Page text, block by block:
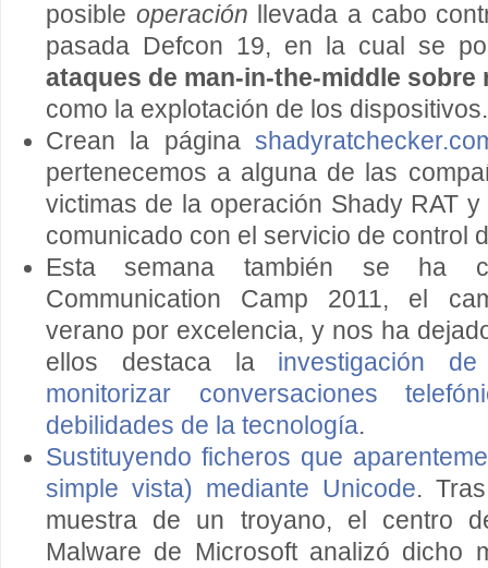
posible operación llevada a cabo
pasada Defcon 19, en la cual se
ataques de man-in-the-middle sobre
como la explotación de los dispositivos.
Crean la página
pertenecemos a alguna de las
victimas de la operación Shady RAT
comunicado con el servicio de control
Esta semana también se ha
Communication Camp 2011, el
verano por excelencia, y nos ha
ellos destaca la investigación
monitorizar conversaciones
debilidades de la tecnología.
Sustituyendo ficheros que
simple vista) mediante Unicode.
muestra de un troyano, el centro
Malware de Microsoft analizó dicho